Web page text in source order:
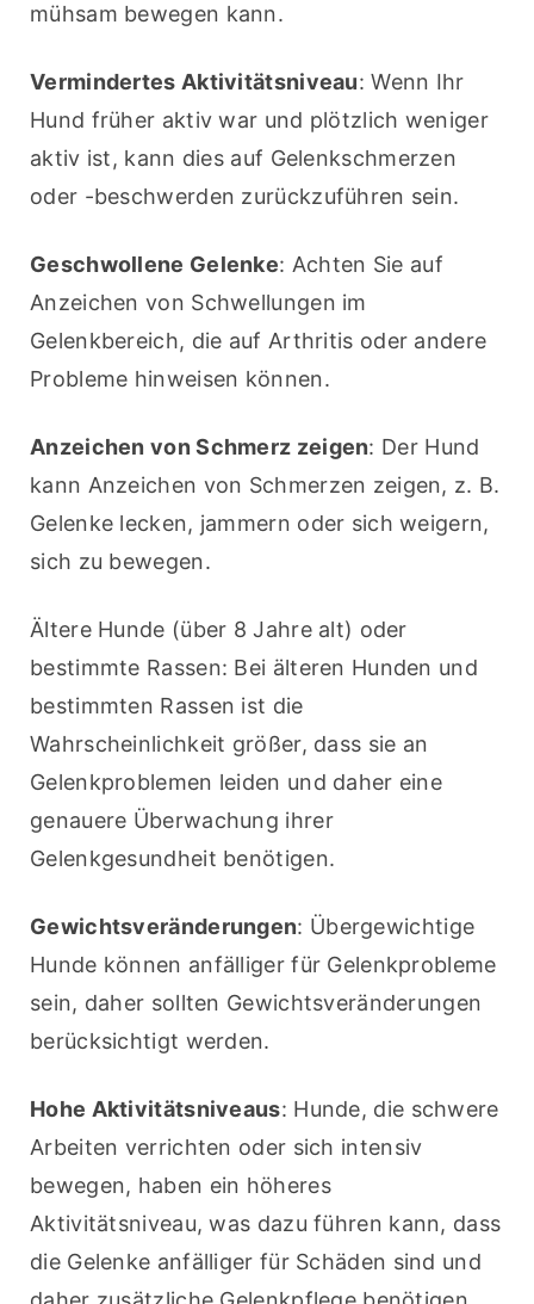
mühsam bewegen kann.
Vermindertes Aktivitätsniveau: Wenn Ihr
Hund früher aktiv war und plötzlich weniger
aktiv ist, kann dies auf Gelenkschmerzen
oder -beschwerden zurückzuführen sein.
Geschwollene Gelenke: Achten Sie auf
Anzeichen von Schwellungen im
Gelenkbereich, die auf Arthritis oder andere
Probleme hinweisen können.
Anzeichen von Schmerz zeigen: Der Hund
kann Anzeichen von Schmerzen zeigen, z. B.
Gelenke lecken, jammern oder sich weigern,
sich zu bewegen.
Ältere Hunde (über 8 Jahre alt) oder
bestimmte Rassen: Bei älteren Hunden und
bestimmten Rassen ist die
Wahrscheinlichkeit größer, dass sie an
Gelenkproblemen leiden und daher eine
genauere Überwachung ihrer
Gelenkgesundheit benötigen.
Gewichtsveränderungen: Übergewichtige
Hunde können anfälliger für Gelenkprobleme
sein, daher sollten Gewichtsveränderungen
berücksichtigt werden.
Hohe Aktivitätsniveaus: Hunde, die schwere
Arbeiten verrichten oder sich intensiv
bewegen, haben ein höheres
Aktivitätsniveau, was dazu führen kann, dass
die Gelenke anfälliger für Schäden sind und